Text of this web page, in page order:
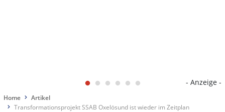
- Anzeige -
Home
Artikel
Transformationsprojekt SSAB Oxelösund ist wieder im Zeitplan